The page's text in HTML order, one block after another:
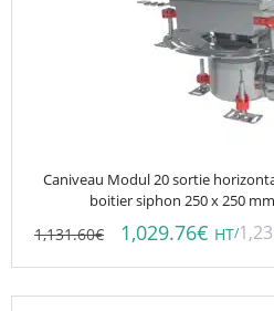
Caniveau Modul 20 sortie
boitier siphon 250 x 250
1,131.60€ 1,029.76€ HT/